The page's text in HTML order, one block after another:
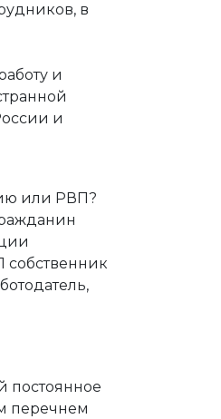
в
и
и
или РВП?
собственник
постоянное
перечнем